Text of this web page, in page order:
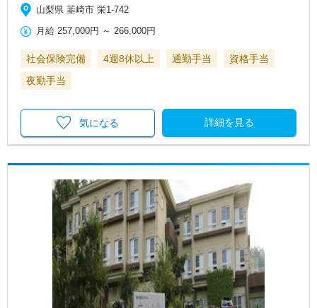
山梨県 韮崎市 栄1-742
月給 257,000円 ～266,000円
社会保険完備 4週8休以上 通勤手当
資格手当
夜勤手当
詳細を見る
気になる